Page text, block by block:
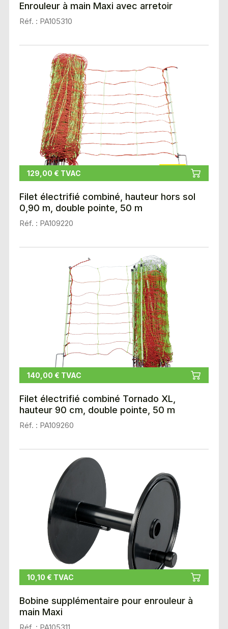
Enrouleur à main Maxi avec arretoir
Réf. : PA105310
129,00 € TVAC
Filet électrifié combiné, hauteur hors sol
0,90 m, double pointe, 50 m
Réf. : PA109220
140,00 € TVAC
Filet électrifié combiné Tornado XL,
hauteur 90 cm, double pointe, 50 m
Réf. : PA109260
10,10 € TVAC
Bobine supplémentaire pour enrouleur à
main Maxi